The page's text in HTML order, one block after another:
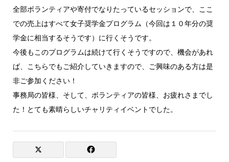
全部ボランティアや寄付でなりたっているセッションで、ここ
での売上はすべて女子奨学金プログラム（今回は１０年分の奨
学金に相当するそうです）に行くそうです。
今後もこのプログラムは続けて行くそうですので、機会があれ
ば、こちらでもご紹介していきますので、ご興味のある方は是
非ご参加ください！
事務局の皆様、そして、ボランティアの皆様、お疲れさまでし
た！とても素晴らしいチャリティイベントでした。